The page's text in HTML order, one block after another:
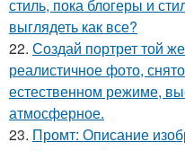
стиль, пока блогеры и
выглядеть как все?
22. Создай портрет той
реалистичное фото,
естественном режиме,
атмосферное.
23. Промт: Описание